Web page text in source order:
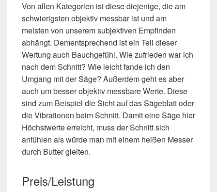
Von allen Kategorien ist diese diejenige, die am
schwierigsten objektiv messbar ist und am
meisten von unserem subjektiven Empfinden
abhängt. Dementsprechend ist ein Teil dieser
Wertung auch Bauchgefühl. Wie zufrieden war ich
nach dem Schnitt? Wie leicht fande ich den
Umgang mit der Säge? Außerdem geht es aber
auch um besser objektiv messbare Werte. Diese
sind zum Beispiel die Sicht auf das Sägeblatt oder
die Vibrationen beim Schnitt. Damit eine Säge hier
Höchstwerte erreicht, muss der Schnitt sich
anfühlen als würde man mit einem heißen Messer
durch Butter gleiten.
Preis/Leistung